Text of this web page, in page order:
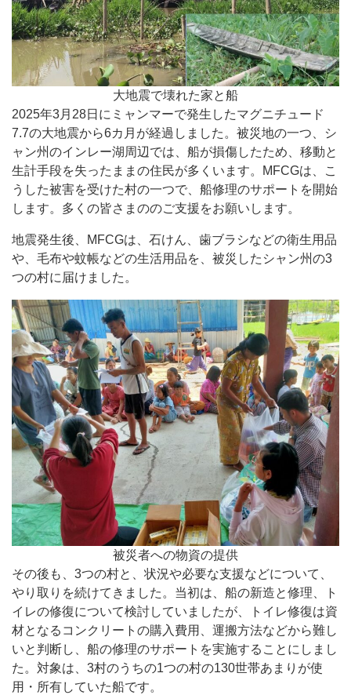
大地震で壊れた家と船
2025年3月28日にミャンマーで発生したマグニチュード
7.7の大地震から6カ月が経過しました。被災地の一つ、シ
ャン州のインレー湖周辺では、船が損傷したため、移動と
生計手段を失ったままの住民が多くいます。MFCGは、こ
うした被害を受けた村の一つで、船修理のサポートを開始
します。多くの皆さまののご支援をお願いします。
地震発生後、MFCGは、石けん、歯ブラシなどの衛生用品
や、毛布や蚊帳などの生活用品を、被災したシャン州の3
つの村に届けました。
被災者への物資の提供
その後も、3つの村と、状況や必要な支援などについて、
やり取りを続けてきました。当初は、船の新造と修理、ト
イレの修復について検討していましたが、トイレ修復は資
材となるコンクリートの購入費用、運搬方法などから難し
いと判断し、船の修理のサポートを実施することにしまし
た。対象は、3村のうちの1つの村の130世帯あまりが使
用・所有していた船です。